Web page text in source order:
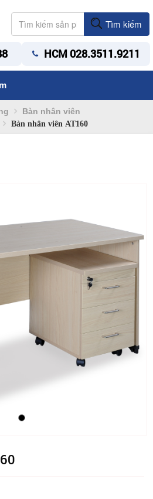
Tìm kiếm
HCM 028.3511.9211
Bàn nhân viên
Bàn nhân viên AT160